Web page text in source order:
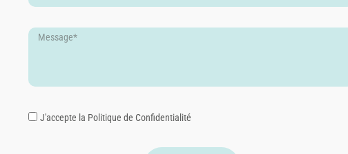
J'accepte la Politique de Confidentialité